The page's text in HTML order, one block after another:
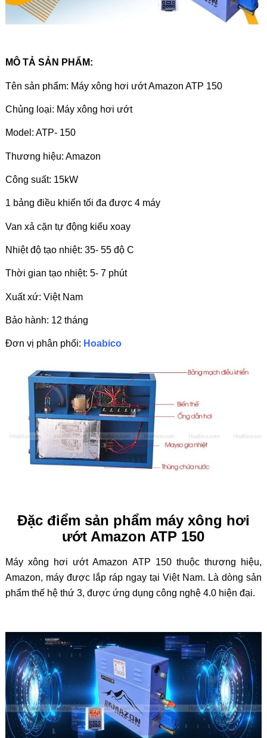
MÔ TẢ SẢN PHẨM:
Tên sản phẩm: Máy xông hơi ướt Amazon ATP 150
Chủng loại: Máy xông hơi ướt
Model: ATP- 150
Thương hiệu: Amazon
Công suất: 15kW
1 bảng điều khiển tối đa được 4 máy
Van xả cặn tự động kiểu xoay
Nhiệt độ tạo nhiệt: 35- 55 độ C
Thời gian tạo nhiệt: 5- 7 phút
Xuất xứ: Việt Nam
Bảo hành: 12 tháng
Đơn vị phân phối: Hoabico
Đặc điểm sản phẩm máy xông hơi
ướt Amazon ATP 150
Máy xông hơi ướt Amazon ATP 150 thuộc thương hiệu,
Amazon, máy được lắp ráp ngay tại Việt Nam. Là dòng sản
phẩm thế hệ thứ 3, được ứng dụng công nghệ 4.0 hiện đại.